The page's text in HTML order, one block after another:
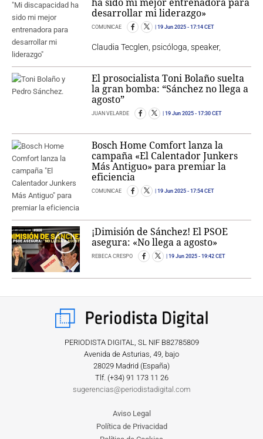
desarrollar mi liderazgo»
COMUNICAE 19 Jun 2025 - 17:14 CET
Claudia Tecglen, psicóloga, speaker,
El prosocialista Toni Bolaño suelta
la gran bomba: “Sánchez no llega a
agosto”
JUAN VELARDE 19 Jun 2025 - 17:30 CET
Bosch Home Comfort lanza la
campaña «El Calentador Junkers
Más Antiguo» para premiar la
eficiencia
COMUNICAE 19 Jun 2025 - 17:54 CET
¡Dimisión de Sánchez! El PSOE
asegura: «No llega a agosto»
REBECA CRESPO 19 Jun 2025 - 19:42 CET
PERIODISTA DIGITAL, SL NIF B82785809
Avenida de Asturias, 49, bajo
28029 Madrid (España)
Tlf. (+34) ‎91 173 11 26
sugerencias@periodistadigital.com
Aviso Legal
Política de Privacidad